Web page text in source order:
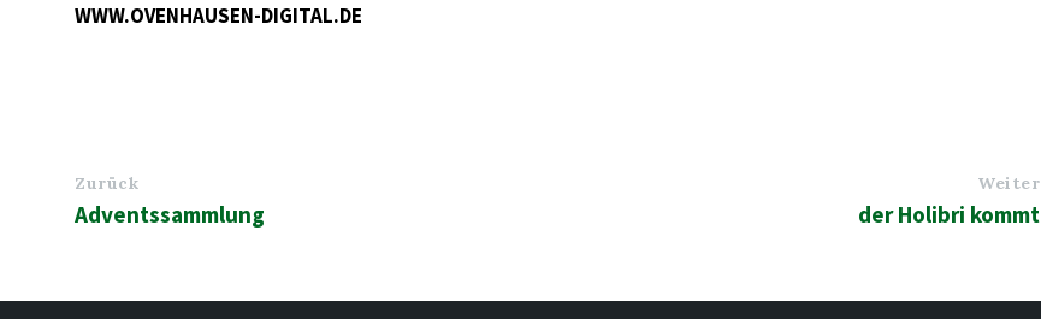
WWW.OVENHAUSEN-DIGITAL.DE
Zurück
Adventssammlung
Weiter
der Holibri kommt